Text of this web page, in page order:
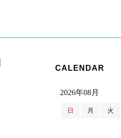
CALENDAR
2026年08月
日 月 火